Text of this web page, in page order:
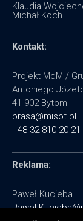
Klaudia
Michał Koch
Kontakt:
Projekt MdM /
Antoniego
41-902 Bytom
prasa@misot.pl
+48 32 810 20 21
Reklama:
Paweł Kucieba